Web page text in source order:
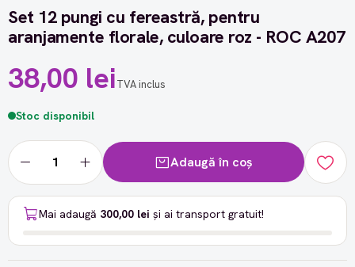
Set 12 pungi cu fereastră, pentru
aranjamente florale, culoare roz - ROC A207
38,00 leiTVA inclus
Stoc disponibil
Adaugă în coș
Mai adaugă 300,00 lei și ai transport gratuit!